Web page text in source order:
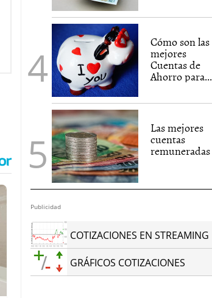
Cómo son las
mejores
Cuentas de
Ahorro para...
Las mejores
cuentas
remuneradas
Publicidad
COTIZACIONES EN STREAMING
GRÁFICOS COTIZACIONES